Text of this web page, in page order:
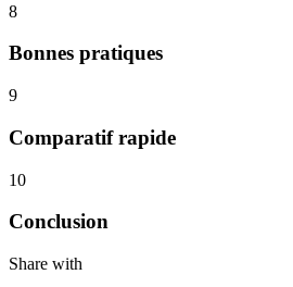
8
Bonnes pratiques
9
Comparatif rapide
10
Conclusion
Share with